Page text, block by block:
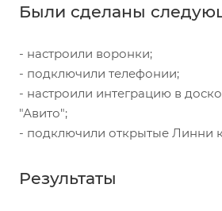
Были сделаны
- настроили воронки;
- подключили телефонии;
- настроили интеграцию в
"Авито";
- подключили открытые Линни
Результаты